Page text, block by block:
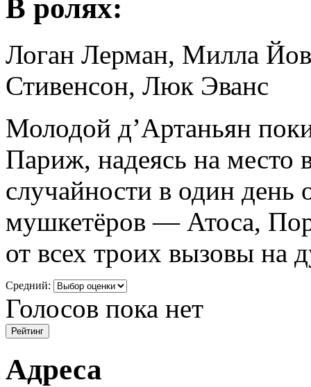
В ролях:
Логан Лерман, Милла
Стивенсон, Люк Эванс
Молодой д’Артаньян
Париж, надеясь на место
случайности в один день
мушкетёров — Атоса,
от всех троих вызовы на
Средний:
Голосов пока нет
Адреса